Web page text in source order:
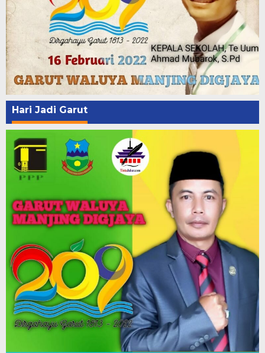
Hari Jadi Garut